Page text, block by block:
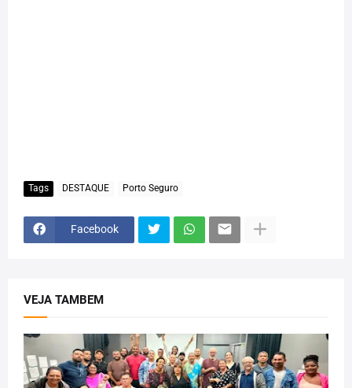
Tags DESTAQUE Porto Seguro
Facebook
VEJA TAMBEM